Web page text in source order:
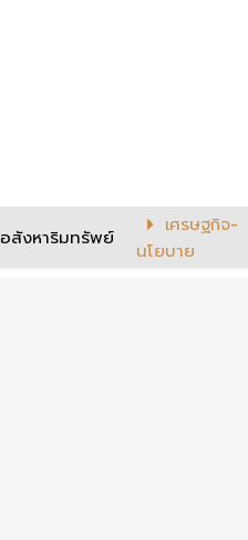
อสังหาริมทรัพย์
เศรษฐกิจ-
นโยบาย